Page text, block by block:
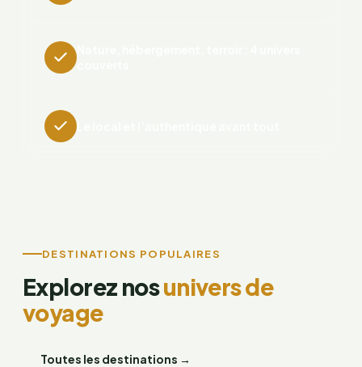
DESTINATIONS POPULAIRES
Explorez nosunivers de
voyage
Toutes les destinations →